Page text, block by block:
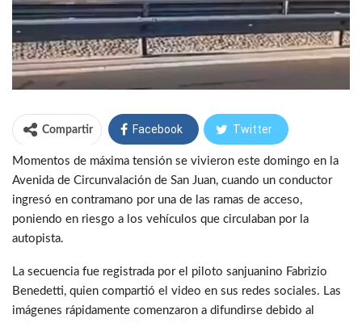
Compartir Facebook Twitter
WhatsApp Telegram
Momentos de máxima tensión se vivieron este domingo en la
Avenida de Circunvalación de San Juan, cuando un conductor
ingresó en contramano por una de las ramas de acceso,
poniendo en riesgo a los vehículos que circulaban por la
autopista.
La secuencia fue registrada por el piloto sanjuanino Fabrizio
Benedetti, quien compartió el video en sus redes sociales. Las
imágenes rápidamente comenzaron a difundirse debido al